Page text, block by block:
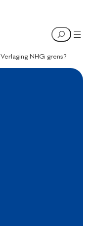
Search
Verlaging NHG grens?